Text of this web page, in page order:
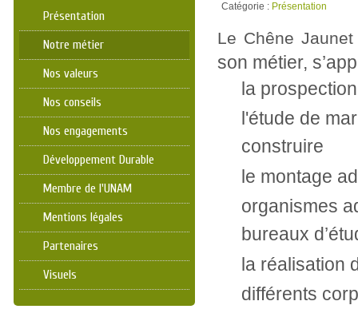
Catégorie : Présentation
Le Chêne
son métier,
la
l'étude de
construire
le montage
organismes
bureaux
la réalisation
différents
Présentation
Notre métier
Nos valeurs
Nos conseils
Nos engagements
Développement Durable
Membre de l'UNAM
Mentions légales
Partenaires
Visuels